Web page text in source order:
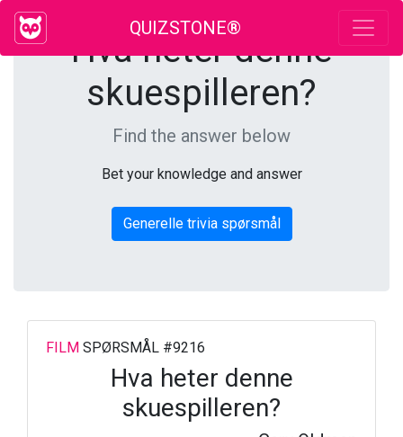
QUIZSTONE®
Hva heter denne
skuespilleren?
Find the answer below
Bet your knowledge and answer
Generelle trivia spørsmål
FILM SPØRSMÅL #9216
Hva heter denne
skuespilleren?